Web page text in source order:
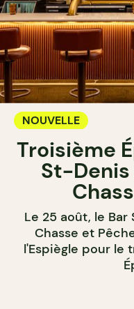
NOUVELLE
Troisième
St-
Le 25 août, le
Chasse et
l'Espiègle pour le